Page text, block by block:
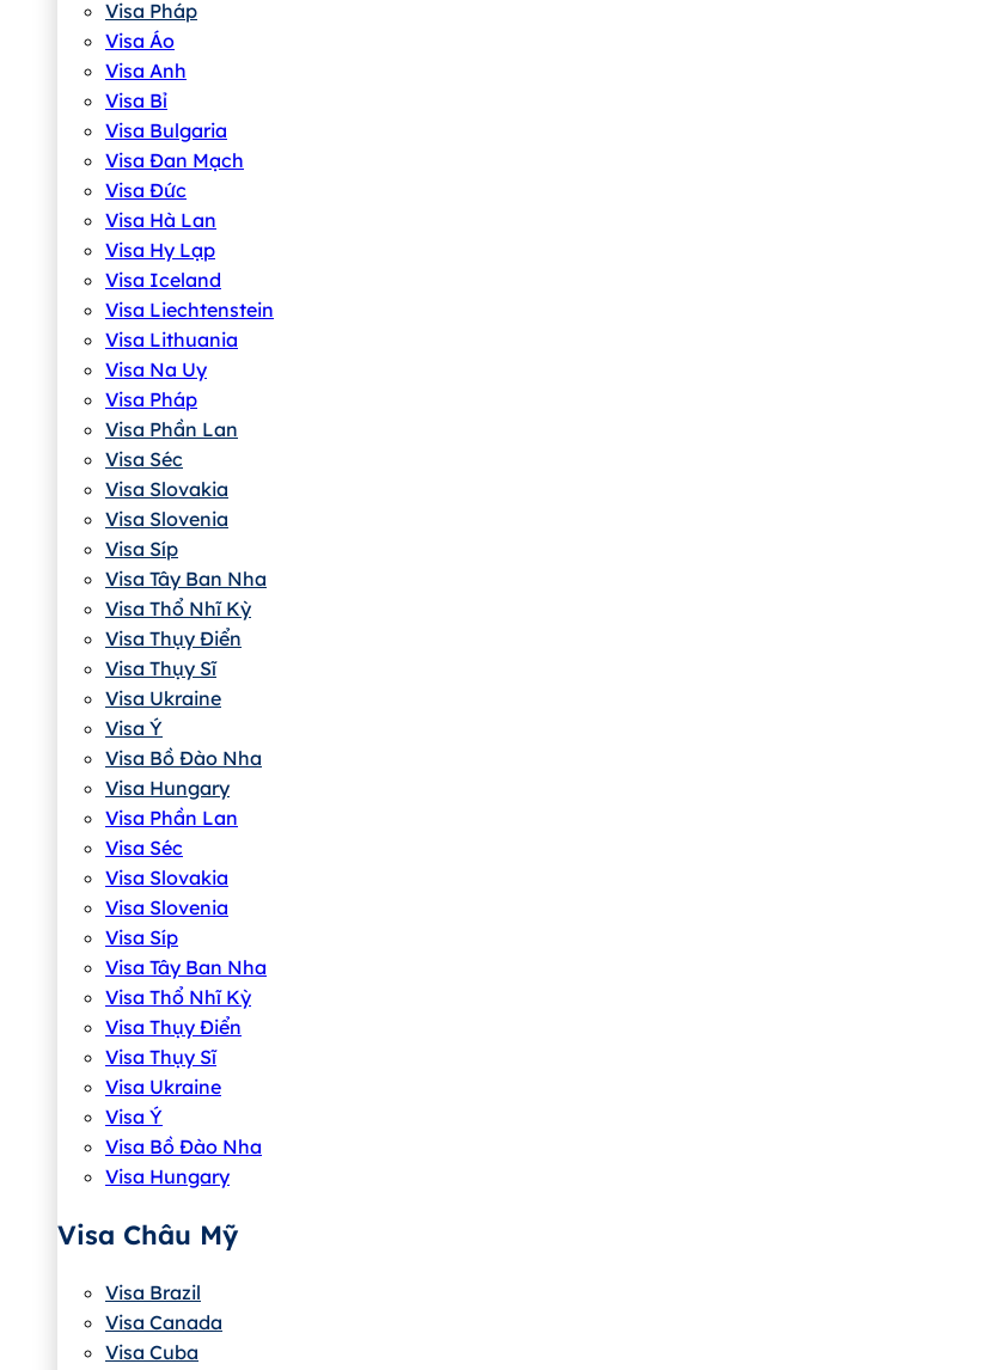
Visa Pháp
Visa Áo
Visa Anh
Visa Bỉ
Visa Bulgaria
Visa Đan Mạch
Visa Đức
Visa Hà Lan
Visa Hy Lạp
Visa Iceland
Visa Liechtenstein
Visa Lithuania
Visa Na Uy
Visa Pháp
Visa Phần Lan
Visa Séc
Visa Slovakia
Visa Slovenia
Visa Síp
Visa Tây Ban Nha
Visa Thổ Nhĩ Kỳ
Visa Thụy Điển
Visa Thụy Sĩ
Visa Ukraine
Visa Ý
Visa Bồ Đào Nha
Visa Hungary
Visa Phần Lan
Visa Séc
Visa Slovakia
Visa Slovenia
Visa Síp
Visa Tây Ban Nha
Visa Thổ Nhĩ Kỳ
Visa Thụy Điển
Visa Thụy Sĩ
Visa Ukraine
Visa Ý
Visa Bồ Đào Nha
Visa Hungary
Visa Châu Mỹ
Visa Brazil
Visa Canada
Visa Cuba